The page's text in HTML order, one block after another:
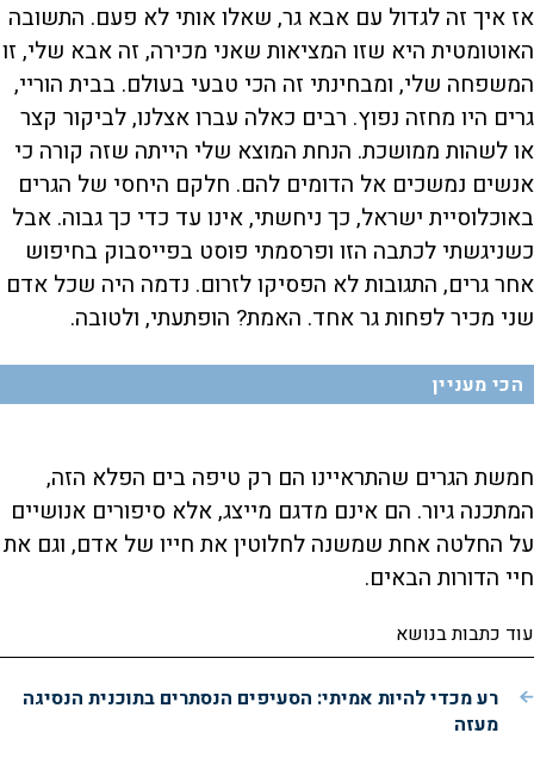
אז איך זה לגדול עם אבא גר, שאלו אותי לא פעם. התשובה
האוטומטית היא שזו המציאות שאני מכירה, זה אבא שלי, זו
המשפחה שלי, ומבחינתי זה הכי טבעי בעולם. בבית הוריי,
גרים היו מחזה נפוץ. רבים כאלה עברו אצלנו, לביקור קצר
או לשהות ממושכת. הנחת המוצא שלי הייתה שזה קורה כי
אנשים נמשכים אל הדומים להם. חלקם היחסי של הגרים
באוכלוסיית ישראל, כך ניחשתי, אינו עד כדי כך גבוה. אבל
כשניגשתי לכתבה הזו ופרסמתי פוסט בפייסבוק בחיפוש
אחר גרים, התגובות לא הפסיקו לזרום. נדמה היה שכל אדם
שני מכיר לפחות גר אחד. האמת? הופתעתי, ולטובה.
הכי מעניין
חמשת הגרים שהתראיינו הם רק טיפה בים הפלא הזה,
המתכנה גיור. הם אינם מדגם מייצג, אלא סיפורים אנושיים
על החלטה אחת שמשנה לחלוטין את חייו של אדם, וגם את
חיי הדורות הבאים.
עוד כתבות בנושא
רע מכדי להיות אמיתי: הסעיפים הנסתרים בתוכנית הנסיגה
מעזה